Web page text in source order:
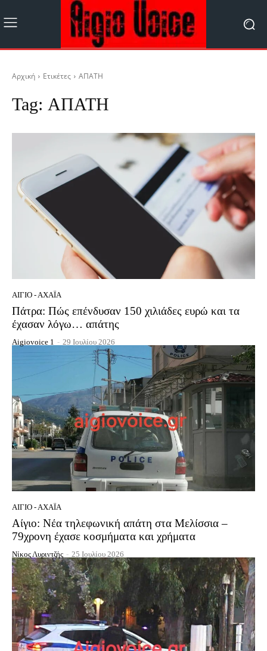
Αρχική Ετικέτες ΑΠΑΤΗ
Tag: ΑΠΑΤΗ
ΑΊΓΙΟ - ΑΧΑΪ́Α
Πάτρα: Πώς επένδυσαν 150 χιλιάδες ευρώ και τα
έχασαν λόγω… απάτης
Aigiovoice 1 - 29 Ιουλίου 2026
ΑΊΓΙΟ - ΑΧΑΪ́Α
Αίγιο: Νέα τηλεφωνική απάτη στα Μελίσσια –
79χρονη έχασε κοσμήματα και χρήματα
Νίκος Λυριντζής - 25 Ιουλίου 2026